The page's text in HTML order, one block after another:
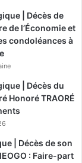
| Décès de
de l’Économie et
condoléances à
| Décès du
Honoré TRAORÉ
| Décès de son
: Faire-part